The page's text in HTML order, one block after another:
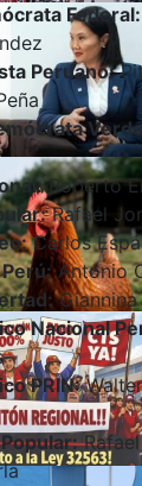
Federal:
Peruano:
Roberto
Rafael
Carlos
Antonio
Giannina
Nacional
PRIN:
Rafael